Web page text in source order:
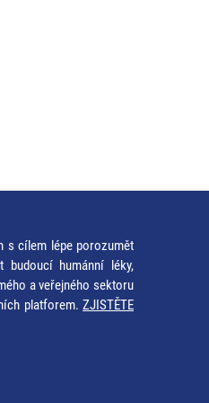
s cílem lépe porozumět
budoucí humánní léky,
a veřejného sektoru
platforem. ZJISTĚTE